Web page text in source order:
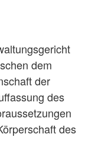
dem
der
des
des